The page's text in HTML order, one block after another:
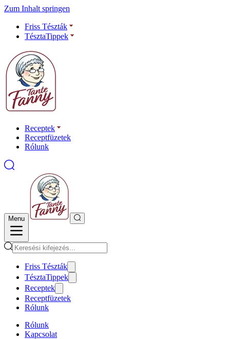
Zum Inhalt springen
Friss Tészták
TésztaTippek
Receptek
Receptfüzetek
Rólunk
Menu
Friss Tészták
TésztaTippek
Receptek
Receptfüzetek
Rólunk
Rólunk
Kapcsolat